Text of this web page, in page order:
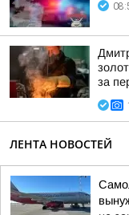
за
ЛЕНТА НОВОСТЕЙ